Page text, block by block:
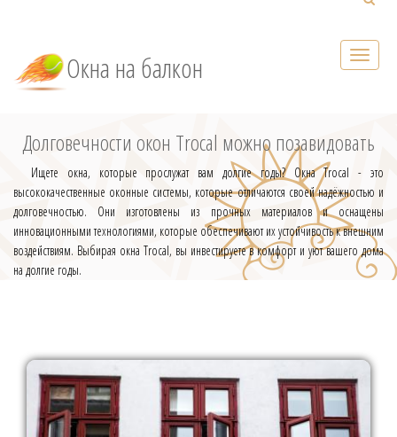
Окна на балкон
Долговечности окон Trocal можно позавидовать
Ищете окна, которые прослужат вам долгие годы? Окна Trocal - это
высококачественные оконные системы, которые отличаются своей надёжностью и
долговечностью. Они изготовлены из прочных материалов и оснащены
инновационными технологиями, которые обеспечивают их устойчивость к внешним
воздействиям. Выбирая окна Trocal, вы инвестируете в комфорт и уют вашего дома
на долгие годы.